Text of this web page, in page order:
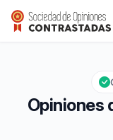
Monsieur
Calificación global:
9,5/10
Opiniones